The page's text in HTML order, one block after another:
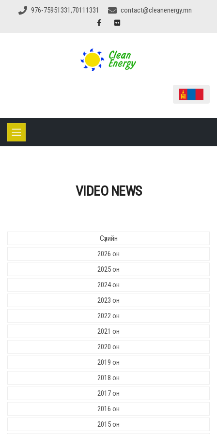
976-75951331,70111331 contact@cleanenergy.mn
VIDEO NEWS
Сүүлийн
2026 он
2025 он
2024 он
2023 он
2022 он
2021 он
2020 он
2019 он
2018 он
2017 он
2016 он
2015 он